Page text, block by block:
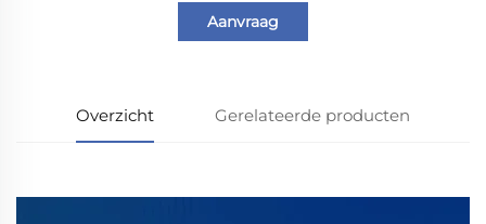
Aanvraag
Overzicht Gerelateerde producten